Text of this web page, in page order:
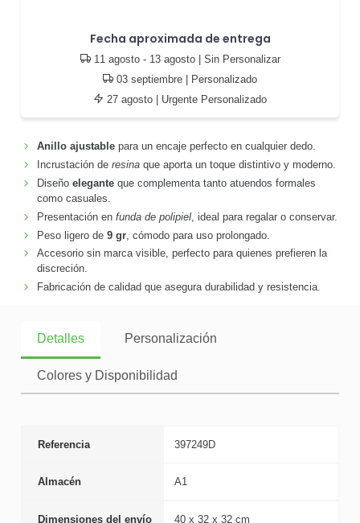
Fecha aproximada de entrega
11 agosto - 13 agosto| Sin Personalizar
03 septiembre | Personalizado
27 agosto | Urgente Personalizado
Anillo ajustablepara un encaje perfecto en cualquier dedo.
Incrustación de resinaque aporta un toque distintivo y moderno.
Diseño eleganteque complementa tanto atuendos formales
como casuales.
Presentación en funda de polipiel, ideal para regalar o conservar.
Peso ligero de 9 gr, cómodo para uso prolongado.
Accesorio sin marca visible, perfecto para quienes prefieren la
discreción.
Fabricación de calidad que asegura durabilidad y resistencia.
Detalles Personalización
Colores y Disponibilidad
Referencia 397249D
Almacén A1
Dimensiones del envío 40 x 32 x 32 cm